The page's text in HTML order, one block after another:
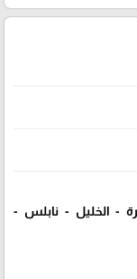
- الخليل - نابلس -